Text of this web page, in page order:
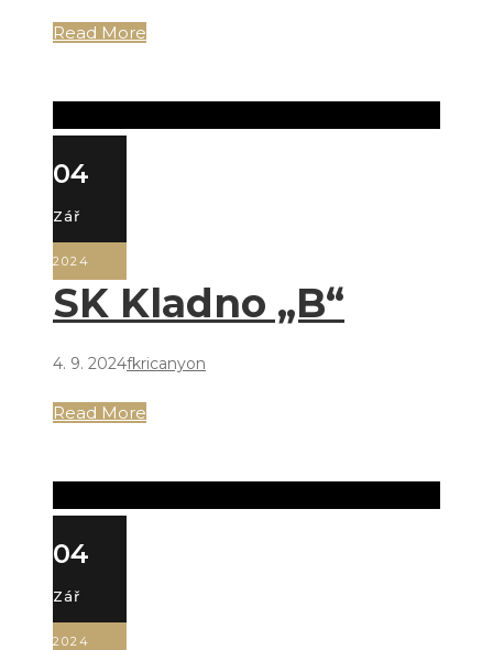
Read More
04
Zář
2024
SK Kladno „B“
4. 9. 2024fkricanyon
Read More
04
Zář
2024